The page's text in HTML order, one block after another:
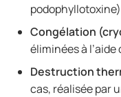
Congélation
éliminées à l’aide
Destruction
cas, réalisée par